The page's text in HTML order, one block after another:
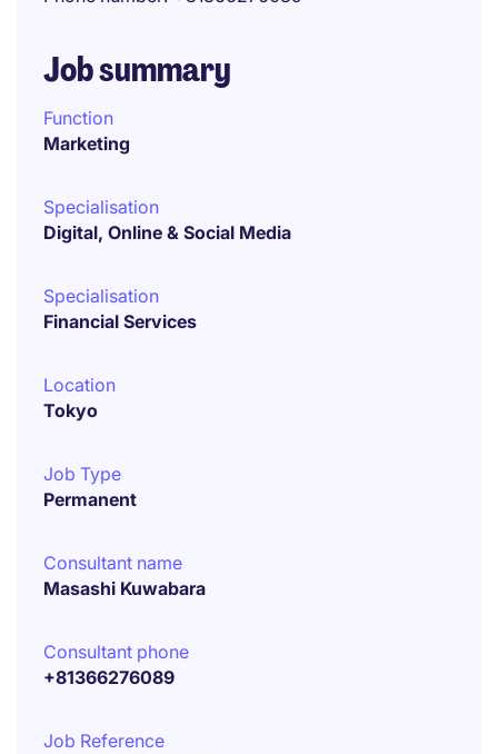
Job summary
Function
Marketing
Specialisation
Digital, Online & Social Media
Specialisation
Financial Services
Location
Tokyo
Job Type
Permanent
Consultant name
Masashi Kuwabara
Consultant phone
+81366276089
Job Reference